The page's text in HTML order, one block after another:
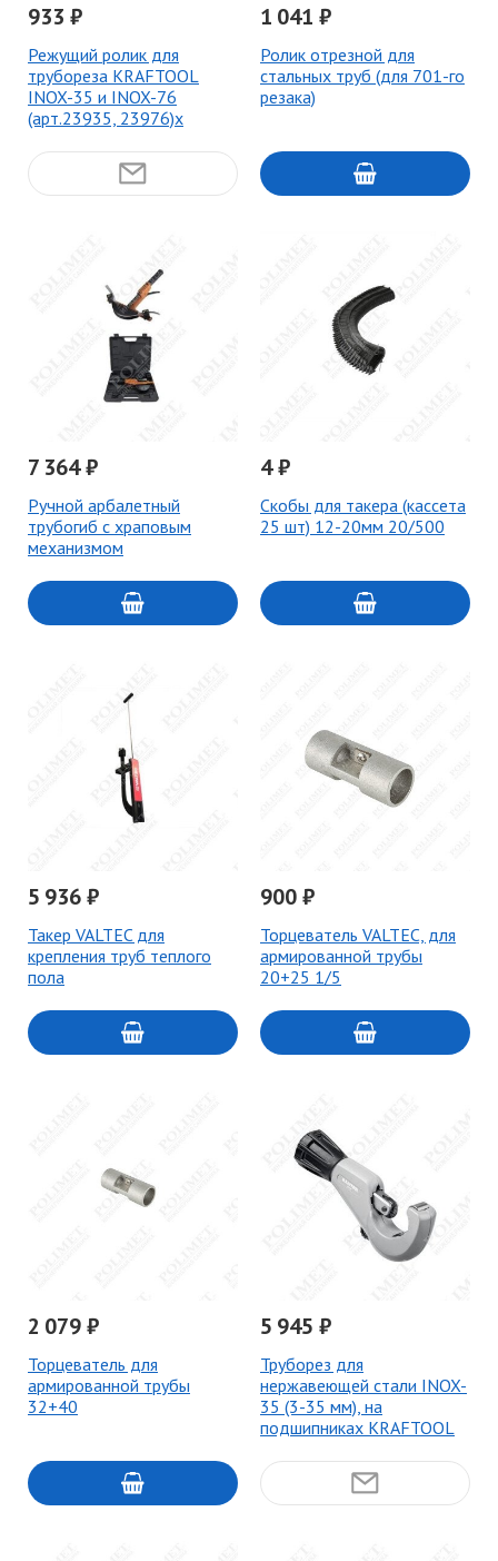
933 ₽
Режущий ролик для
трубореза KRAFTOOL
INOX-35 и INOX-76
(арт.23935, 23976)х
1 041 ₽
Ролик отрезной для
стальных труб (для 701-го
резака)
7 364 ₽
Ручной арбалетный
трубогиб с храповым
механизмом
4 ₽
Скобы для такера (кассета
25 шт) 12-20мм 20/500
5 936 ₽
Такер VALTEC для
крепления труб теплого
пола
900 ₽
Торцеватель VALTEC, для
армированной трубы
20+25 1/5
2 079 ₽
Торцеватель для
армированной трубы
32+40
5 945 ₽
Труборез для
нержавеющей стали INOX-
35 (3-35 мм), на
подшипниках KRAFTOOL